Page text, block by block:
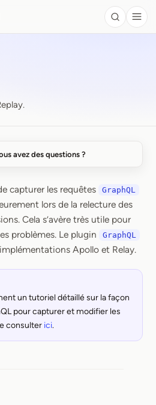
Search
avez des questions ?
capturer les requêtes GraphQL
lors de la relecture des
Cela s’avère très utile pour
problèmes. Le plugin
GraphQL
Apollo et Relay.
un tutoriel détaillé sur la façon
pour capturer et modifier les
consulter ici.